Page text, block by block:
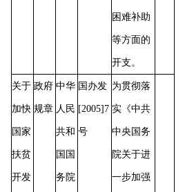
困难补助
等方面的
开支。
关于
加快
国家
扶贫
开发
政府
规章
中华
人民
共和
国国
务院
国办发
[2005]7
号
为贯彻落
实《中共
中央国务
院关于进
一步加强